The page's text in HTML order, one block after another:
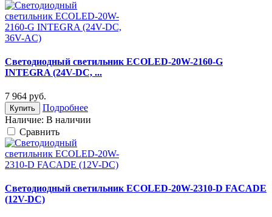
Светодиодный светильник ECOLED-20W-2160-G
INTEGRA (24V-DC, ...
7 964 руб.
Купить
Подробнее
Наличие: В наличии
Cравнить
Светодиодный светильник ECOLED-20W-2310-D FACADE
(12V-DС)